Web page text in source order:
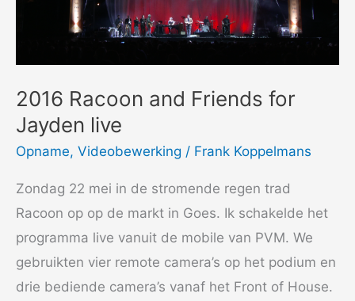
2016 Racoon and Friends for
Jayden live
Opname, Videobewerking / Frank Koppelmans
Zondag 22 mei in de stromende regen trad
Racoon op op de markt in Goes. Ik schakelde het
programma live vanuit de mobile van PVM. We
gebruikten vier remote camera’s op het podium en
drie bediende camera’s vanaf het Front of House.